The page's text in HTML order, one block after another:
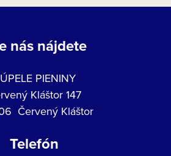
nás nájdete
PIENINY
Kláštor 147
Červený Kláštor
Telefón